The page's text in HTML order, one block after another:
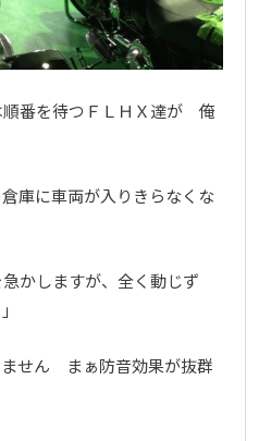
順番を待つＦＬＨＸ達が 俺
庫に車両が入りきらなくな
かしますが、全く動じず
ません まぁ防音効果が抜群